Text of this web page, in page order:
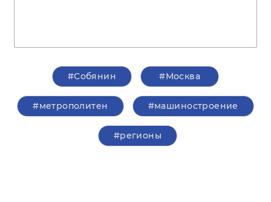
#Собянин #Москва
#метрополитен #машиностроение
#регионы